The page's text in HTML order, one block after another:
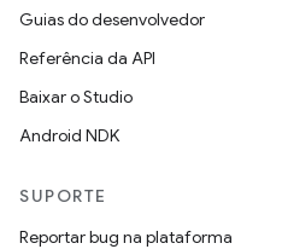
Guias do desenvolvedor
Referência da API
Baixar o Studio
Android NDK
SUPORTE
Reportar bug na plataforma